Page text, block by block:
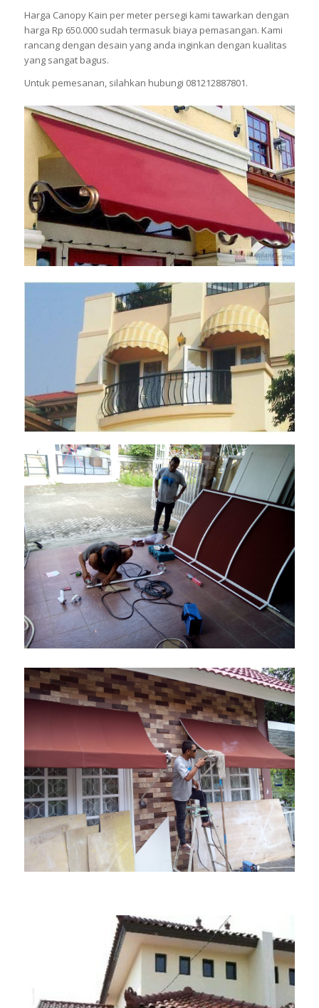
Harga Canopy Kain per meter persegi kami tawarkan dengan
harga Rp 650.000 sudah termasuk biaya pemasangan. Kami
rancang dengan desain yang anda inginkan dengan kualitas
yang sangat bagus.
Untuk pemesanan, silahkan hubungi 081212887801.